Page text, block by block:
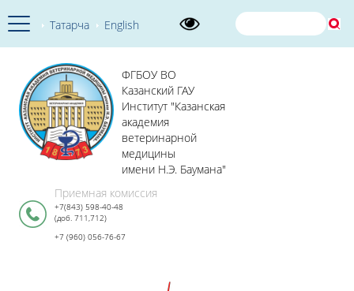
Татарча English
ФГБОУ ВО
Казанский ГАУ
Институт "Казанская
академия
ветеринарной
медицины
имени Н.Э. Баумана"
Приемная комиссия
+7(843) 598-40-48
(доб. 711,712)
+7 (960) 056-76-67